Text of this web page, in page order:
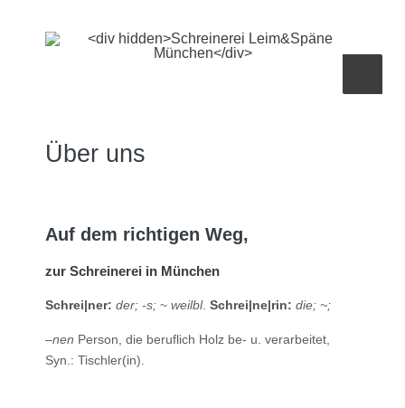
Über uns
Auf dem richtigen Weg,
zur Schreinerei in München
Schrei|ner: der; -s; ~ weilbl. Schrei|ne|rin: die; ~;
–nen Person, die beruflich Holz be- u. verarbeitet,
Syn.: Tischler(in).